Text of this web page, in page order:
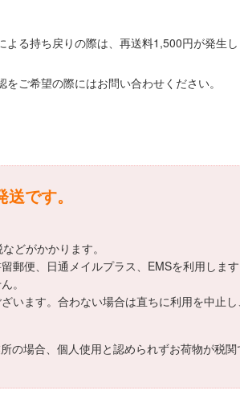
る持ち戻りの際は、再送料1,500円が発生し
ご希望の際にはお問い合わせください。
です。
どがかかります。
郵便、日通メイルプラス、EMSを利用します
。
ます。合わない場合は直ちに利用を中止し
場合、個人使用と認められずお荷物が税